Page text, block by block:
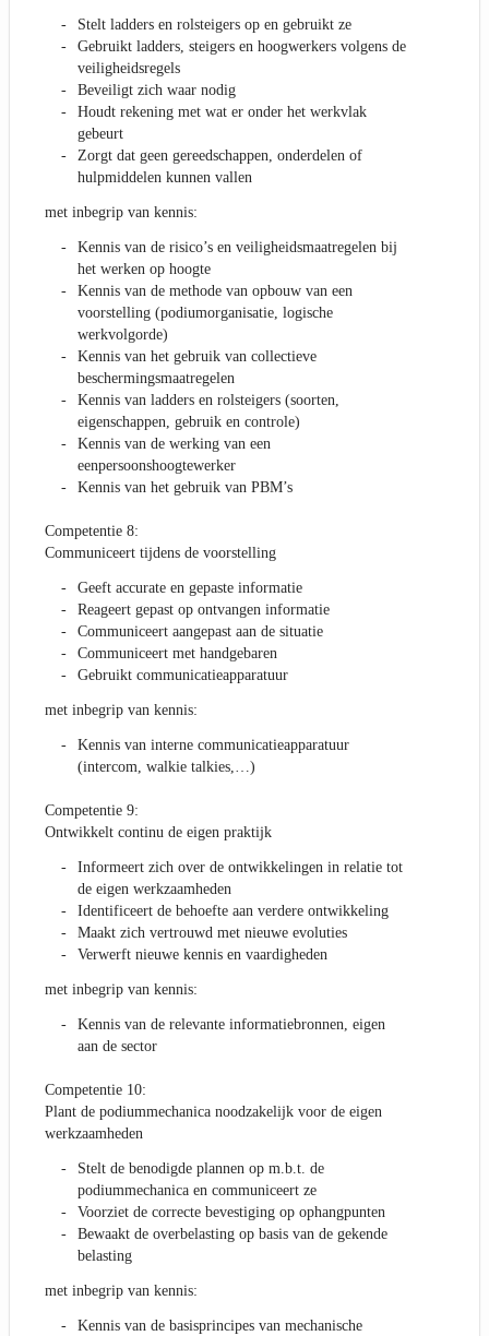
Stelt ladders en rolsteigers op en gebruikt ze
Gebruikt ladders, steigers en hoogwerkers volgens de
veiligheidsregels
Beveiligt zich waar nodig
Houdt rekening met wat er onder het werkvlak
gebeurt
Zorgt dat geen gereedschappen, onderdelen of
hulpmiddelen kunnen vallen
met inbegrip van kennis:
Kennis van de risico’s en veiligheidsmaatregelen bij
het werken op hoogte
Kennis van de methode van opbouw van een
voorstelling (podiumorganisatie, logische
werkvolgorde)
Kennis van het gebruik van collectieve
beschermingsmaatregelen
Kennis van ladders en rolsteigers (soorten,
eigenschappen, gebruik en controle)
Kennis van de werking van een
eenpersoonshoogtewerker
Kennis van het gebruik van PBM’s
Competentie 8:
Communiceert tijdens de voorstelling
Geeft accurate en gepaste informatie
Reageert gepast op ontvangen informatie
Communiceert aangepast aan de situatie
Communiceert met handgebaren
Gebruikt communicatieapparatuur
met inbegrip van kennis:
Kennis van interne communicatieapparatuur
(intercom, walkie talkies,…)
Competentie 9:
Ontwikkelt continu de eigen praktijk
Informeert zich over de ontwikkelingen in relatie tot
de eigen werkzaamheden
Identificeert de behoefte aan verdere ontwikkeling
Maakt zich vertrouwd met nieuwe evoluties
Verwerft nieuwe kennis en vaardigheden
met inbegrip van kennis:
Kennis van de relevante informatiebronnen, eigen
aan de sector
Competentie 10:
Plant de podiummechanica noodzakelijk voor de eigen
werkzaamheden
Stelt de benodigde plannen op m.b.t. de
podiummechanica en communiceert ze
Voorziet de correcte bevestiging op ophangpunten
Bewaakt de overbelasting op basis van de gekende
belasting
met inbegrip van kennis:
Kennis van de basisprincipes van mechanische